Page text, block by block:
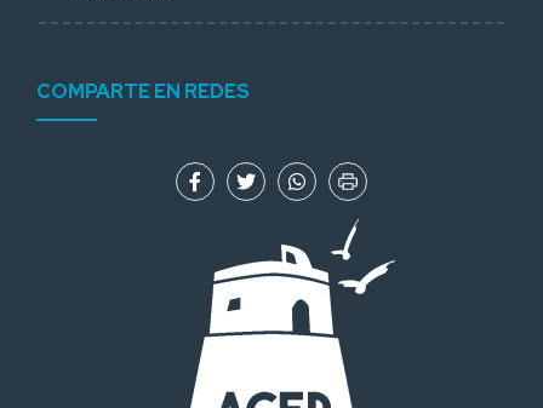
COMPARTE EN REDES